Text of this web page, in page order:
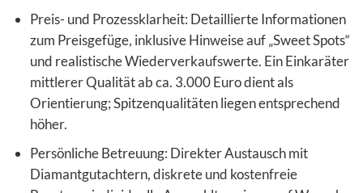
Preis- und Prozessklarheit: Detaillierte Informationen
zum Preisgefüge, inklusive Hinweise auf „Sweet Spots“
und realistische Wiederverkaufswerte. Ein Einkaräter
mittlerer Qualität ab ca. 3.000 Euro dient als
Orientierung; Spitzenqualitäten liegen entsprechend
höher.
Persönliche Betreuung: Direkter Austausch mit
Diamantgutachtern, diskrete und kostenfreie